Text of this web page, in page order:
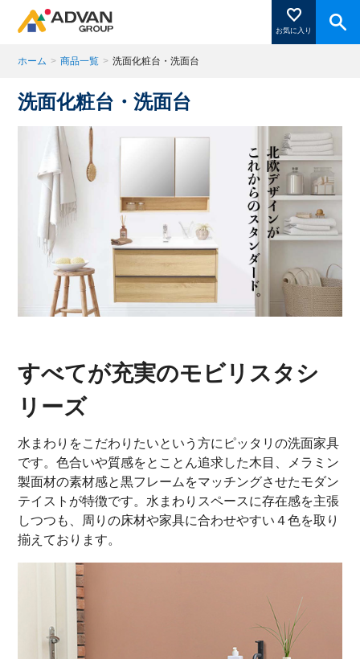
お気に入り
商品ページにある「お気に入り登録」を押すと登録した
閉じる
ホーム > 商品一覧 > 洗面化粧台・洗面台
洗面化粧台・洗面台
すべてが充実のモビリスタシ
リーズ
水まわりをこだわりたいという方にピッタリの洗面家具
です。色合いや質感をとことん追求した木目、メラミン
製面材の素材感と黒フレームをマッチングさせたモダン
テイストが特徴です。水まわりスペースに存在感を主張
しつつも、周りの床材や家具に合わせやすい４色を取り
揃えております。